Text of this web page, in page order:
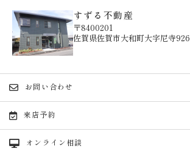
すずる不動産
〒8400201
佐賀県佐賀市大和町大字尼寺926
お問い合わせ
来店予約
オンライン相談